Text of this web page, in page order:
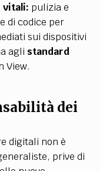
vitali: pulizia e
di codice per
sui dispositivi
agli standard
View.
dei
digitali non è
prive di